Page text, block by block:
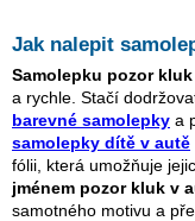
Jak nalepit
Samolepku pozor
a rychle. Stačí
barevné samolepky a
samolepky dítě v autě
fólii, která umožňuje
jménem pozor kluk v
samotného motivu a